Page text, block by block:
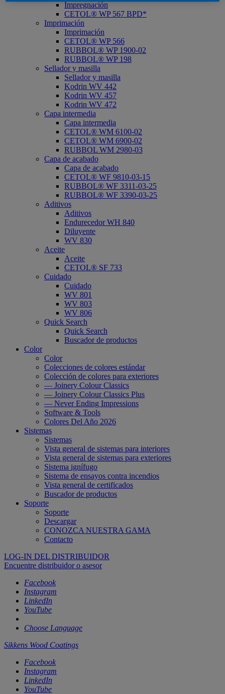
Impregnación
CETOL® WP 567 BPD*
Imprimación
Imprimación
CETOL® WP 566
RUBBOL® WP 1900-02
RUBBOL® WP 198
Sellador y masilla
Sellador y masilla
Kodrin WV 442
Kodrin WV 457
Kodrin WV 472
Capa intermedia
Capa intermedia
CETOL® WM 6100-02
CETOL® WM 6900-02
RUBBOL WM 2980-03
Capa de acabado
Capa de acabado
CETOL® WF 9810-03-15
RUBBOL® WF 3311-03-25
RUBBOL® WF 3390-03-25
Aditivos
Aditivos
Endurecedor WH 840
Diluyente
WV 830
Aceite
Aceite
CETOL® SF 733
Cuidado
Cuidado
WV 801
WV 803
WV 806
Quick Search
Quick Search
Buscador de productos
Color
Color
Colecciones de colores estándar
Colección de colores para exteriores
— Joinery Colour Classics
— Joinery Colour Classics Plus
— Never Ending Impressions
Software & Tools
Colores Del Año 2026
Sistemas
Sistemas
Vista general de sistemas para interiores
Vista general de sistemas para exteriores
Sistema ignífugo
Sistema de ensayos contra incendios
Vista general de certificados
Buscador de productos
Soporte
Soporte
Descargar
CONOZCA NUESTRA GAMA
Contacto
LOG-IN DEL DISTRIBUIDOR
Encuentre distribuidor o asesor
Facebook
Instagram
LinkedIn
YouTube
Choose Language
Sikkens Wood Coatings
Facebook
Instagram
LinkedIn
YouTube